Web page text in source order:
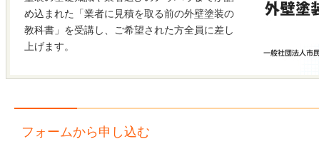
め込まれた「業者に見積を取る前の外壁塗装の
教科書」を受講し、ご希望された方全員に差し
上げます。
フォームから申し込む